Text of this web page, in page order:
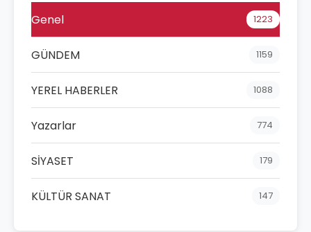
Genel 1223
GÜNDEM 1159
YEREL HABERLER 1088
Yazarlar 774
SİYASET 179
KÜLTÜR SANAT 147